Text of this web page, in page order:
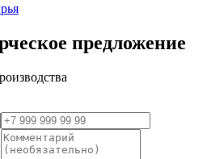
предложение